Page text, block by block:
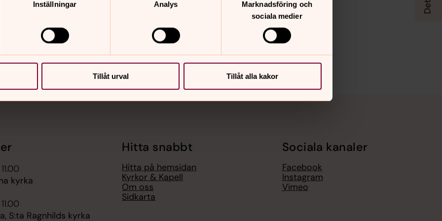
Inställningar Analys
Marknadsföring och
sociala medier
Tillåt urval Tillåt alla kakor
kyrka
S:ta Ragnhilds kyrka
Hitta snabbt
Hitta på hemsidan
Kyrkor & Kapell
Om oss
Sidkarta
Sociala kanaler
Facebook
Instagram
Vimeo